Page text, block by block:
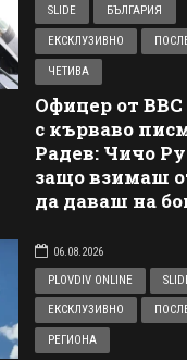
SLIDE
БЪЛГАРИЯ
ЕКСКЛУЗИВНО
ЧЕТИВА
Офицер от
с кърваво
Радев: Чичо
защо взимаш
да даваш на
06.08.2026
PLOVDIV ONLINE
ЕКСКЛУЗИВНО
РЕГИОНА